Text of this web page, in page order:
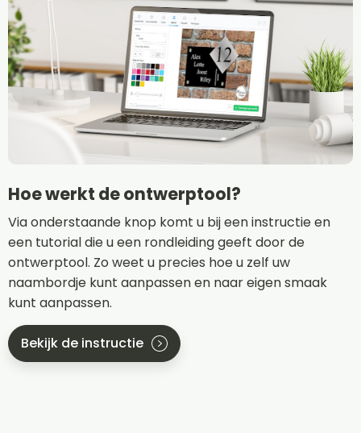
Hoe werkt de ontwerptool?
Via onderstaande knop komt u bij een instructie en
een tutorial die u een rondleiding geeft door de
ontwerptool. Zo weet u precies hoe u zelf uw
naambordje kunt aanpassen en naar eigen smaak
kunt aanpassen.
Bekijk de instructie